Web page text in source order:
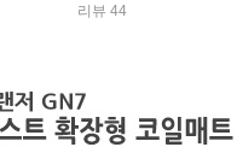
리뷰 44